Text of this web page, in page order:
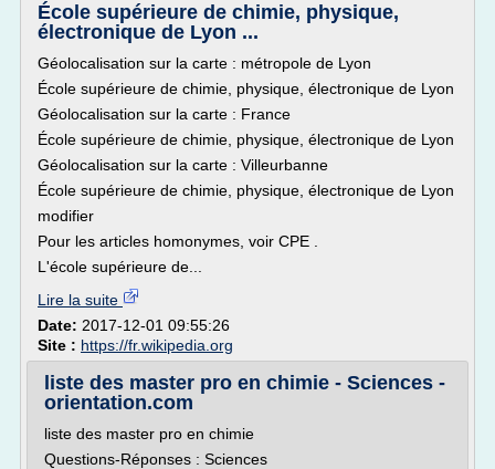
École supérieure de chimie, physique,
électronique de Lyon ...
Géolocalisation sur la carte : métropole de Lyon
École supérieure de chimie, physique, électronique de Lyon
Géolocalisation sur la carte : France
École supérieure de chimie, physique, électronique de Lyon
Géolocalisation sur la carte : Villeurbanne
École supérieure de chimie, physique, électronique de Lyon
modifier
Pour les articles homonymes, voir CPE .
L'école supérieure de...
Lire la suite
Date: 2017-12-01 09:55:26
Site : https://fr.wikipedia.org
liste des master pro en chimie - Sciences -
orientation.com
liste des master pro en chimie
Questions-Réponses : Sciences